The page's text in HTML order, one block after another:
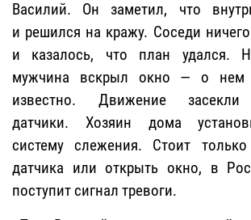
Василий. Он заметил, что
и решился на кражу. Соседи
и казалось, что план удался.
мужчина вскрыл окно — о нем
известно. Движение засекли
датчики. Хозяин дома
систему слежения. Стоит
датчика или открыть окно, в
поступит сигнал тревоги.